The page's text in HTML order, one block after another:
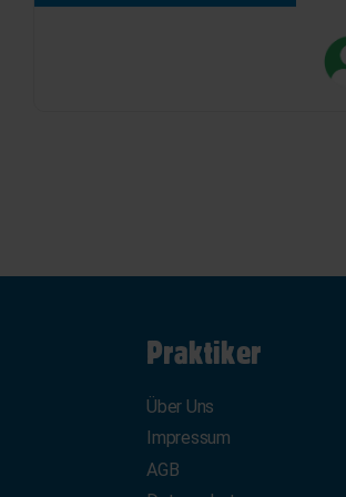
Praktiker
Über Uns
Impressum
AGB